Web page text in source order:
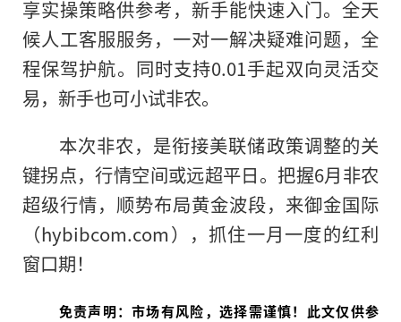
享实操策略供参考，新手能快速入门。全天
候人工客服服务，一对一解决疑难问题，全
程保驾护航。同时支持0.01手起双向灵活交
易，新手也可小试非农。
本次非农，是衔接美联储政策调整的关
键拐点，行情空间或远超平日。把握6月非农
超级行情，顺势布局黄金波段，来御金国际
（hybibcom.com），抓住一月一度的红利
窗口期！
免责声明：市场有风险，选择需谨慎！此文仅供参